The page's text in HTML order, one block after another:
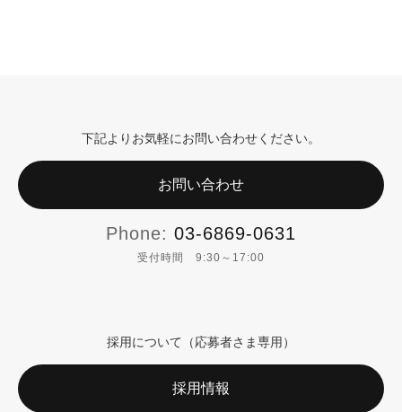
下記よりお気軽にお問い合わせください。
お問い合わせ
Phone: 03-6869-0631
受付時間 9:30～17:00
採用について（応募者さま専用）
採用情報